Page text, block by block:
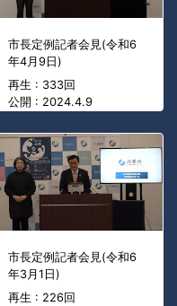
市長定例記者会見(令和6
年4月9日)
再生 : 333回
公開 : 2024.4.9
市長定例記者会見(令和6
年3月1日)
再生 : 226回